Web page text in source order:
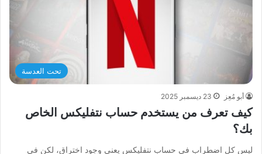
تحت العدسة
أبو مُعِز 23 ديسمبر 2025
كيف تعرف من يستخدم حساب نتفليكس الخاص
بك؟
ليس كل اضطراب في حساب نتفليكس يعني وجود اختراق، لكن في